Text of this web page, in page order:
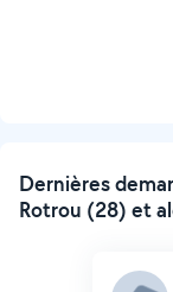
Dernières
Rotrou (28) et